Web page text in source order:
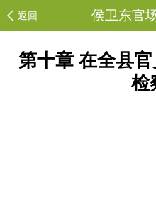
返回 侯卫东官
第十章 在全县
检